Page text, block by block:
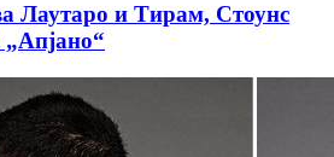
Лаутаро и Тирам, Стоунс